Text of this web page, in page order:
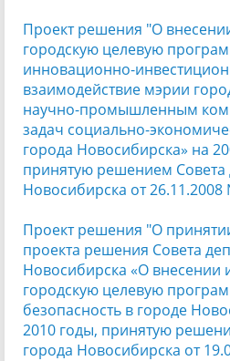
Проект решения "О
городскую целевую
инновационно-
взаимодействие мэрии
научно-промышленным
задач социально-
города Новосибирска» на
принятую решением Совета
Новосибирска от
Проект решения "О
проекта решения Совета
Новосибирска «О внесении
городскую целевую
безопасность в городе
2010 годы, принятую
города Новосибирска от